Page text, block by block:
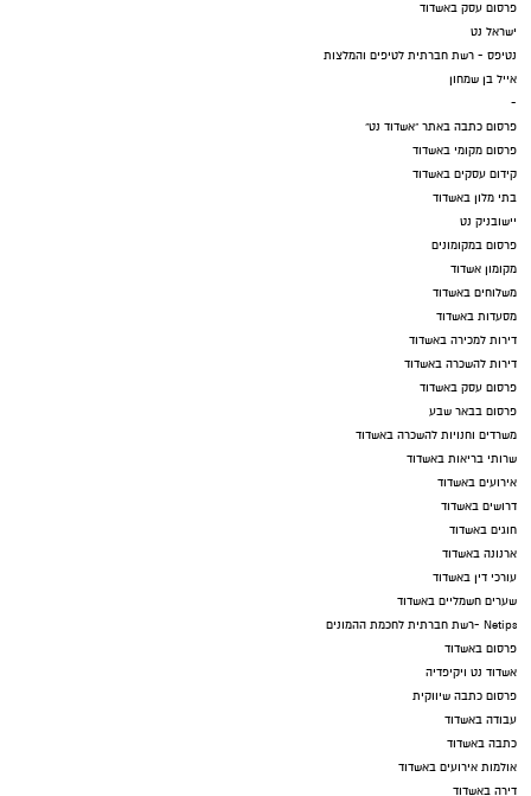
פרסום עסק באשדוד
ישראל נט
נטיפס - רשת חברתית לטיפים והמלצות
אייל בן שמחון
-
פרסום כתבה באתר "אשדוד נט"
פרסום מקומי באשדוד
קידום עסקים באשדוד
בתי מלון באשדוד
יישובניק נט
פרסום במקומונים
מקומון אשדוד
משלוחים באשדוד
מסעדות באשדוד
דירות למכירה באשדוד
דירות להשכרה באשדוד
פרסום עסק באשדוד
פרסום בבאר שבע
משרדים וחנויות להשכרה באשדוד
שרותי בריאות באשדוד
אירועים באשדוד
דרושים באשדוד
חוגים באשדוד
ארנונה באשדוד
עורכי דין באשדוד
שערים חשמליים באשדוד
Netips -רשת חברתית לחכמת ההמונים
פרסום באשדוד
אשדוד נט ויקיפדיה
פרסום כתבה שיווקית
עבודה באשדוד
כתבה באשדוד
אולמות אירועים באשדוד
דירה באשדוד